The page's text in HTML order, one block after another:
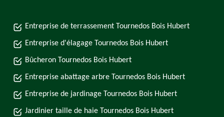
Entreprise de terrassement Tournedos Bois Hubert
Entreprise d'élagage Tournedos Bois Hubert
Bûcheron Tournedos Bois Hubert
Entreprise abattage arbre Tournedos Bois Hubert
Entreprise de jardinage Tournedos Bois Hubert
Jardinier taille de haie Tournedos Bois Hubert